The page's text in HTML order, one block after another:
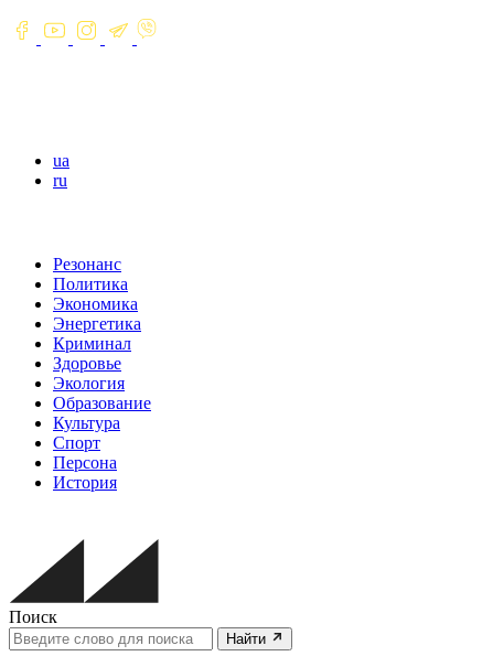
ua
ru
Резонанс
Политика
Экономика
Энергетика
Криминал
Здоровье
Экология
Образование
Культура
Спорт
Персона
История
Поиск
Найти